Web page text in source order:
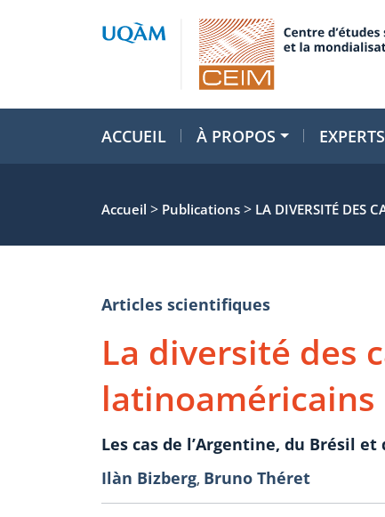
ACCUEIL À PROPOS EXPERTS
Accueil > Publications > LA DIVERSITÉ DES
Articles scientifiques
La diversité des
latinoaméricains
Les cas de l’Argentine, du Brésil et
Ilàn Bizberg, Bruno Théret